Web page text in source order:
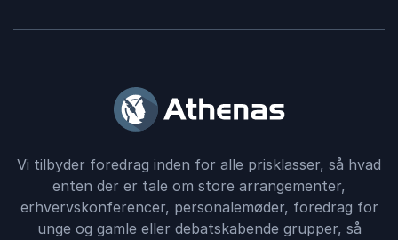
Vi tilbyder foredrag inden for alle prisklasser, så hvad
enten der er tale om store arrangementer,
erhvervskonferencer, personalemøder, foredrag for
unge og gamle eller debatskabende grupper, så